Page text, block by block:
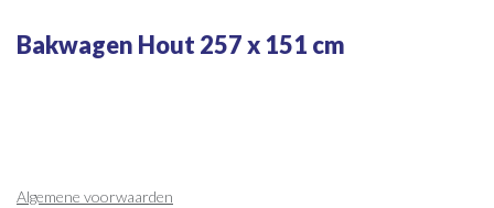
Bakwagen Hout 257 x 151 cm
Algemene voorwaarden